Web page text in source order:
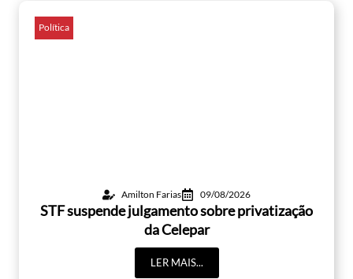
Política
Amilton Farias 09/08/2026
STF suspende julgamento sobre privatização
da Celepar
LER MAIS...